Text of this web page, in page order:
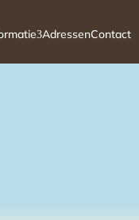
3AdressenContact